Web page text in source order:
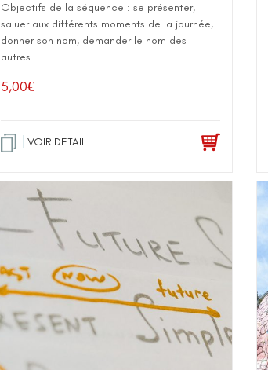
Objectifs de la séquence : se présenter,
saluer aux différents moments de la journée,
donner son nom, demander le nom des
autres...
5,00€
VOIR DETAIL